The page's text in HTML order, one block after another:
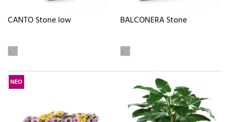
CANTO Stone low BALCONERA Stone
ΝΕΟ